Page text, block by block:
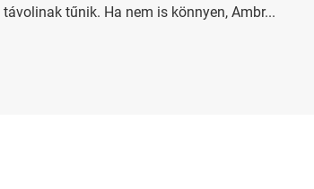
távolinak tűnik. Ha nem is könnyen, Ambr...